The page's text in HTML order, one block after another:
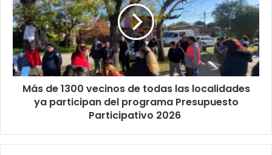
Más de 1300 vecinos de todas las localidades
ya participan del programa Presupuesto
Participativo 2026